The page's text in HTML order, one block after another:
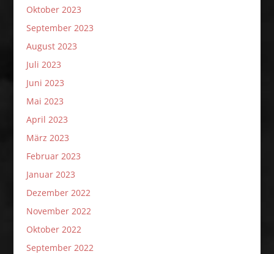
Oktober 2023
September 2023
August 2023
Juli 2023
Juni 2023
Mai 2023
April 2023
März 2023
Februar 2023
Januar 2023
Dezember 2022
November 2022
Oktober 2022
September 2022